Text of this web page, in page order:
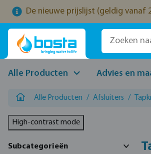
de hoofdinhoud
Ga naar de zoekopdracht
Ga naar de hoofdnavigatie
De nieuwe prijslijst (geldig vanaf
Alle Producten Advies en
Alle Producten / Afsluiters /
High-contrast mode
Subcategorieën